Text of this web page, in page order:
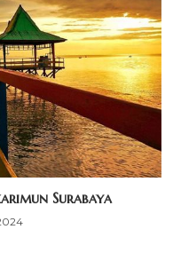
Surabaya